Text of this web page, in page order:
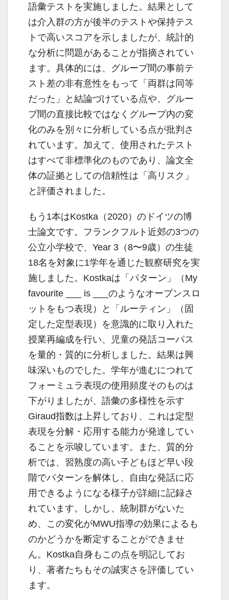
語彙テストを実施しました。結果として
は介入群の方が後半のテストや保持テス
トで高いスコアを示しましたが、統計的
な分析に問題があることが指摘されてい
ます。具体的には、グループ間の事前テ
スト差の非有意性をもって「両群は同等
だった」と結論づけている点や、グルー
プ間の直接比較ではなくグループ内の変
化のみを別々に分析している点が批判さ
れています。加えて、使用されたテスト
はすべて非標準化のものであり、論文全
体の証拠としての信頼性は「高リスク」
と評価されました。
もう1本はKostka（2020）のドイツの博
士論文です。フランクフルト近郊の3つの
公立小学校で、Year 3（8〜9歳）の生徒
18名を対象に1学年を通じた観察研究を実
施しました。Kostkaは「パターン」（My
favourite ___ is ___のようなオープンスロ
ットをもつ表現）と「ルーティン」（固
定した定型表現）を意識的に取り入れた
授業再編成を行い、児童の発話コーパス
を量的・質的に分析しました。結果は興
味深いものでした。学年が進むにつれて
フォーミュラ表現の使用頻度そのものは
下がりましたが、語彙の多様性を示す
Giraud指数は上昇しており、これは定型
表現を分解・応用する能力が発達してい
ることを示唆しています。また、質的分
析では、習熟度の高い子どもほど早い段
階でパターンを解体し、自由な発話に応
用できるようになる様子が詳細に記録さ
れています。しかし、統制群がないた
め、この変化がMWU指導の効果によるも
のかどうかを断定することができませ
ん。Kostka自身もこの点を明記してお
り、著者たちもその誠実さを評価してい
ます。